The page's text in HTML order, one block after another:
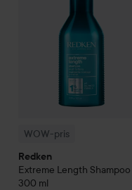
WOW-pris
Redken
Extreme Length Shampoo
300 ml